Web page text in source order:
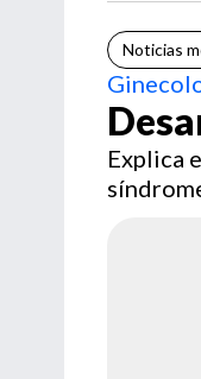
Noticias
Explica